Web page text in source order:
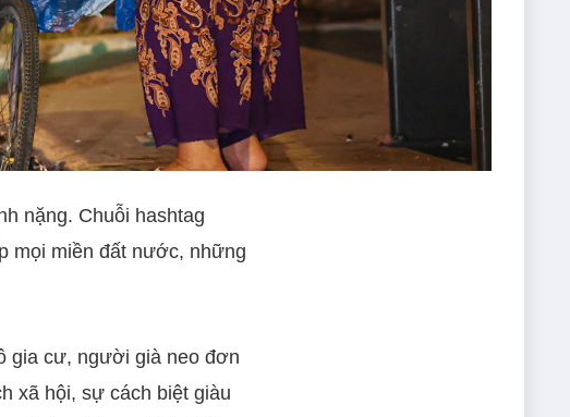
nặng. Chuỗi hashtag
mọi miền đất nước, những
gia cư, người già neo đơn
xã hội, sự cách biệt giàu